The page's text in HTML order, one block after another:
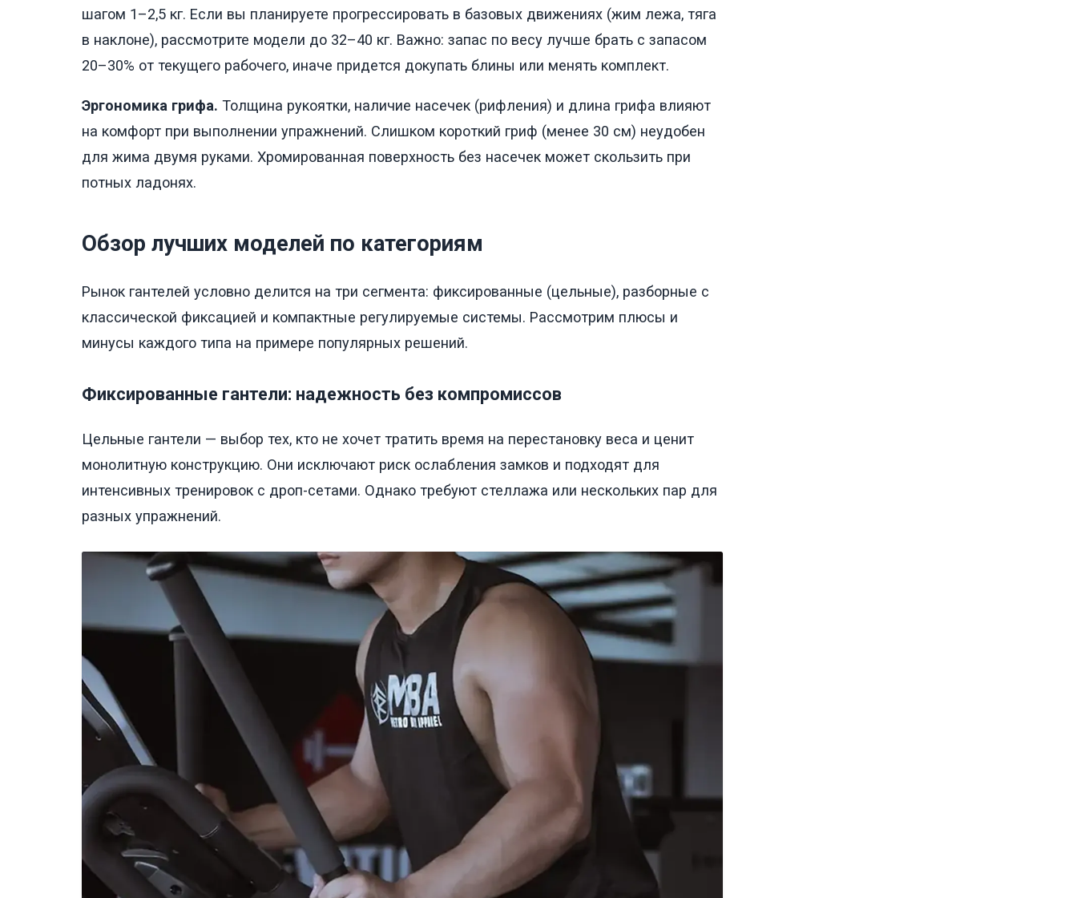
шагом 1–2,5 кг. Если вы планируете прогрессировать в базовых движениях (жим лежа, тяга
в наклоне), рассмотрите модели до 32–40 кг. Важно: запас по весу лучше брать с запасом
20–30% от текущего рабочего, иначе придется докупать блины или менять комплект.
Эргономика грифа. Толщина рукоятки, наличие насечек (рифления) и длина грифа влияют
на комфорт при выполнении упражнений. Слишком короткий гриф (менее 30 см) неудобен
для жима двумя руками. Хромированная поверхность без насечек может скользить при
потных ладонях.
Обзор лучших моделей по категориям
Рынок гантелей условно делится на три сегмента: фиксированные (цельные), разборные с
классической фиксацией и компактные регулируемые системы. Рассмотрим плюсы и
минусы каждого типа на примере популярных решений.
Фиксированные гантели: надежность без компромиссов
Цельные гантели — выбор тех, кто не хочет тратить время на перестановку веса и ценит
монолитную конструкцию. Они исключают риск ослабления замков и подходят для
интенсивных тренировок с дроп-сетами. Однако требуют стеллажа или нескольких пар для
разных упражнений.